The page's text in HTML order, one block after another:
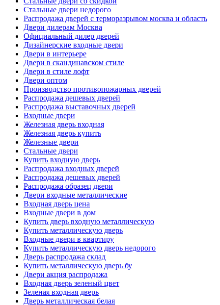
Стальные двери недорого
Распродажа дверей с терморазрывом москва и область
Двери дилерам Москва
Официальный дилер дверей
Дизайнерские входные двери
Двери в интерьере
Двери в скандинавском стиле
Двери в стиле лофт
Двери оптом
Производство противопожарных дверей
Распродажа дешевых дверей
Распродажа выставочных дверей
Входные двери
Железная дверь входная
Железная дверь купить
Железные двери
Стальные двери
Купить входную дверь
Распродажа входных дверей
Распродажа дешевых дверей
Распродажа образец двери
Двери входные металлические
Входная дверь цена
Входные двери в дом
Купить дверь входную металлическую
Купить металлическую дверь
Входные двери в квартиру
Купить металлическую дверь недорого
Дверь распродажа склад
Купить металлическую дверь бу
Двери акция распродажа
Входная дверь зеленый цвет
Зеленая входная дверь
Дверь металлическая белая